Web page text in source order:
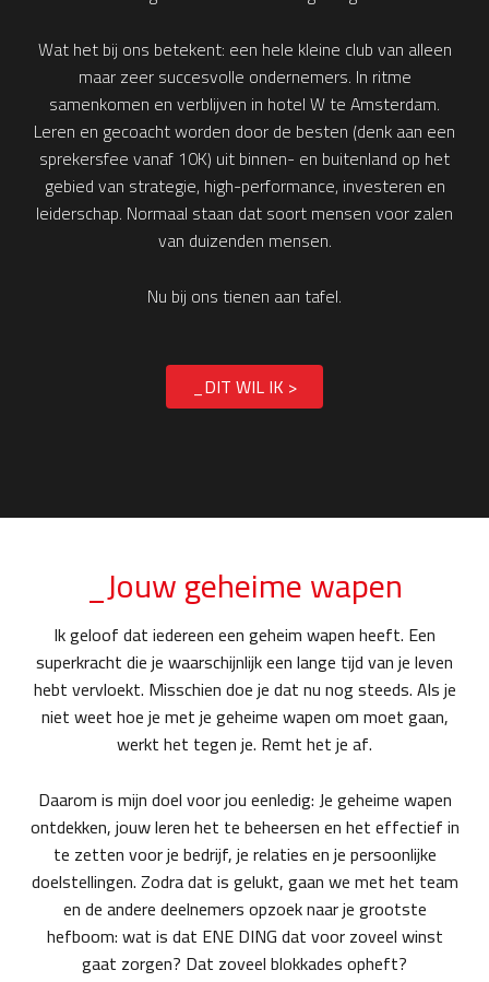
Wat het bij ons betekent: een hele kleine club van alleen
maar zeer succesvolle ondernemers. In ritme
samenkomen en verblijven in hotel W te Amsterdam.
Leren en gecoacht worden door de besten (denk aan een
sprekersfee vanaf 10K) uit binnen- en buitenland op het
gebied van strategie, high-performance, investeren en
leiderschap. Normaal staan dat soort mensen voor zalen
van duizenden mensen.
Nu bij ons tienen aan tafel.
_DIT WIL IK >
_Jouw geheime wapen
Ik geloof dat iedereen een geheim wapen heeft. Een
superkracht die je waarschijnlijk een lange tijd van je leven
hebt vervloekt. Misschien doe je dat nu nog steeds. Als je
niet weet hoe je met je geheime wapen om moet gaan,
werkt het tegen je. Remt het je af.
Daarom is mijn doel voor jou eenledig: Je geheime wapen
ontdekken, jouw leren het te beheersen en het effectief in
te zetten voor je bedrijf, je relaties en je persoonlijke
doelstellingen. Zodra dat is gelukt, gaan we met het team
en de andere deelnemers opzoek naar je grootste
hefboom: wat is dat ENE DING dat voor zoveel winst
gaat zorgen? Dat zoveel blokkades opheft?